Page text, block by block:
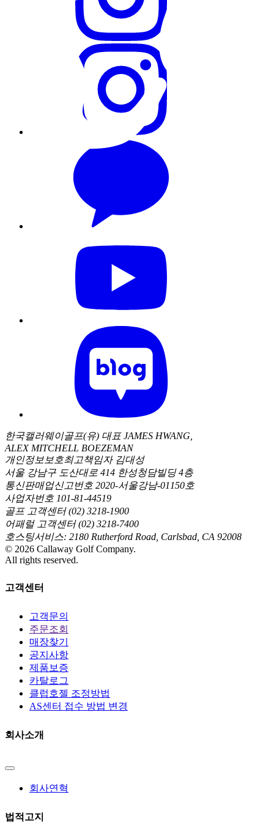
한국캘러웨이골프(유) 대표 JAMES HWANG,
ALEX MITCHELL BOEZEMAN
개인정보보호최고책임자 김대성
서울 강남구 도산대로 414 한성청담빌딩 4층
통신판매업신고번호 2020-서울강남-01150호
사업자번호 101-81-44519
골프 고객센터 (02) 3218-1900
어패럴 고객센터 (02) 3218-7400
호스팅서비스: 2180 Rutherford Road, Carlsbad, CA 92008
© 2026 Callaway Golf Company.
All rights reserved.
고객센터
고객문의
주문조회
매장찾기
공지사항
제품보증
카탈로그
클럽호젤 조정방법
AS센터 접수 방법 변경
회사소개
회사연혁
법적고지